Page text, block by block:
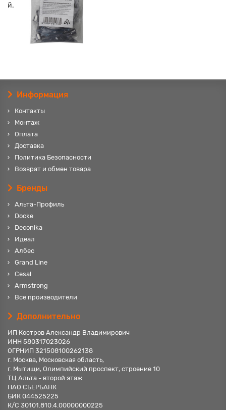
й.
Информация
Контакты
Монтаж
Оплата
Доставка
Политика Безопасности
Возврат и обмен товара
Бренды
Альта-Профиль
Docke
Deconika
Идеал
Албес
Grand Line
Cesal
Armstrong
Все производители
Дополнительно
ИП Костров Александр Владимирович
ИНН 580317023026
ОГРНИП 321508100262138
г. Москва, Московская область,
г. Мытищи, Олимпийский проспект, строение 10
ТЦ Альта - второй этаж
ПАО СБЕРБАНК
БИК 044525225
К/С 30101.810.4.00000000225